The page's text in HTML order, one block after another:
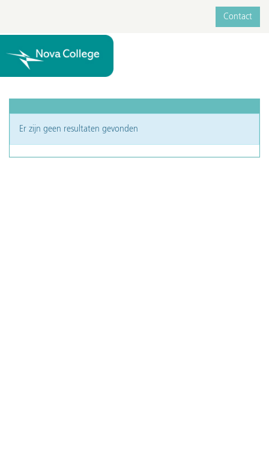
Contact
Er zijn geen resultaten gevonden